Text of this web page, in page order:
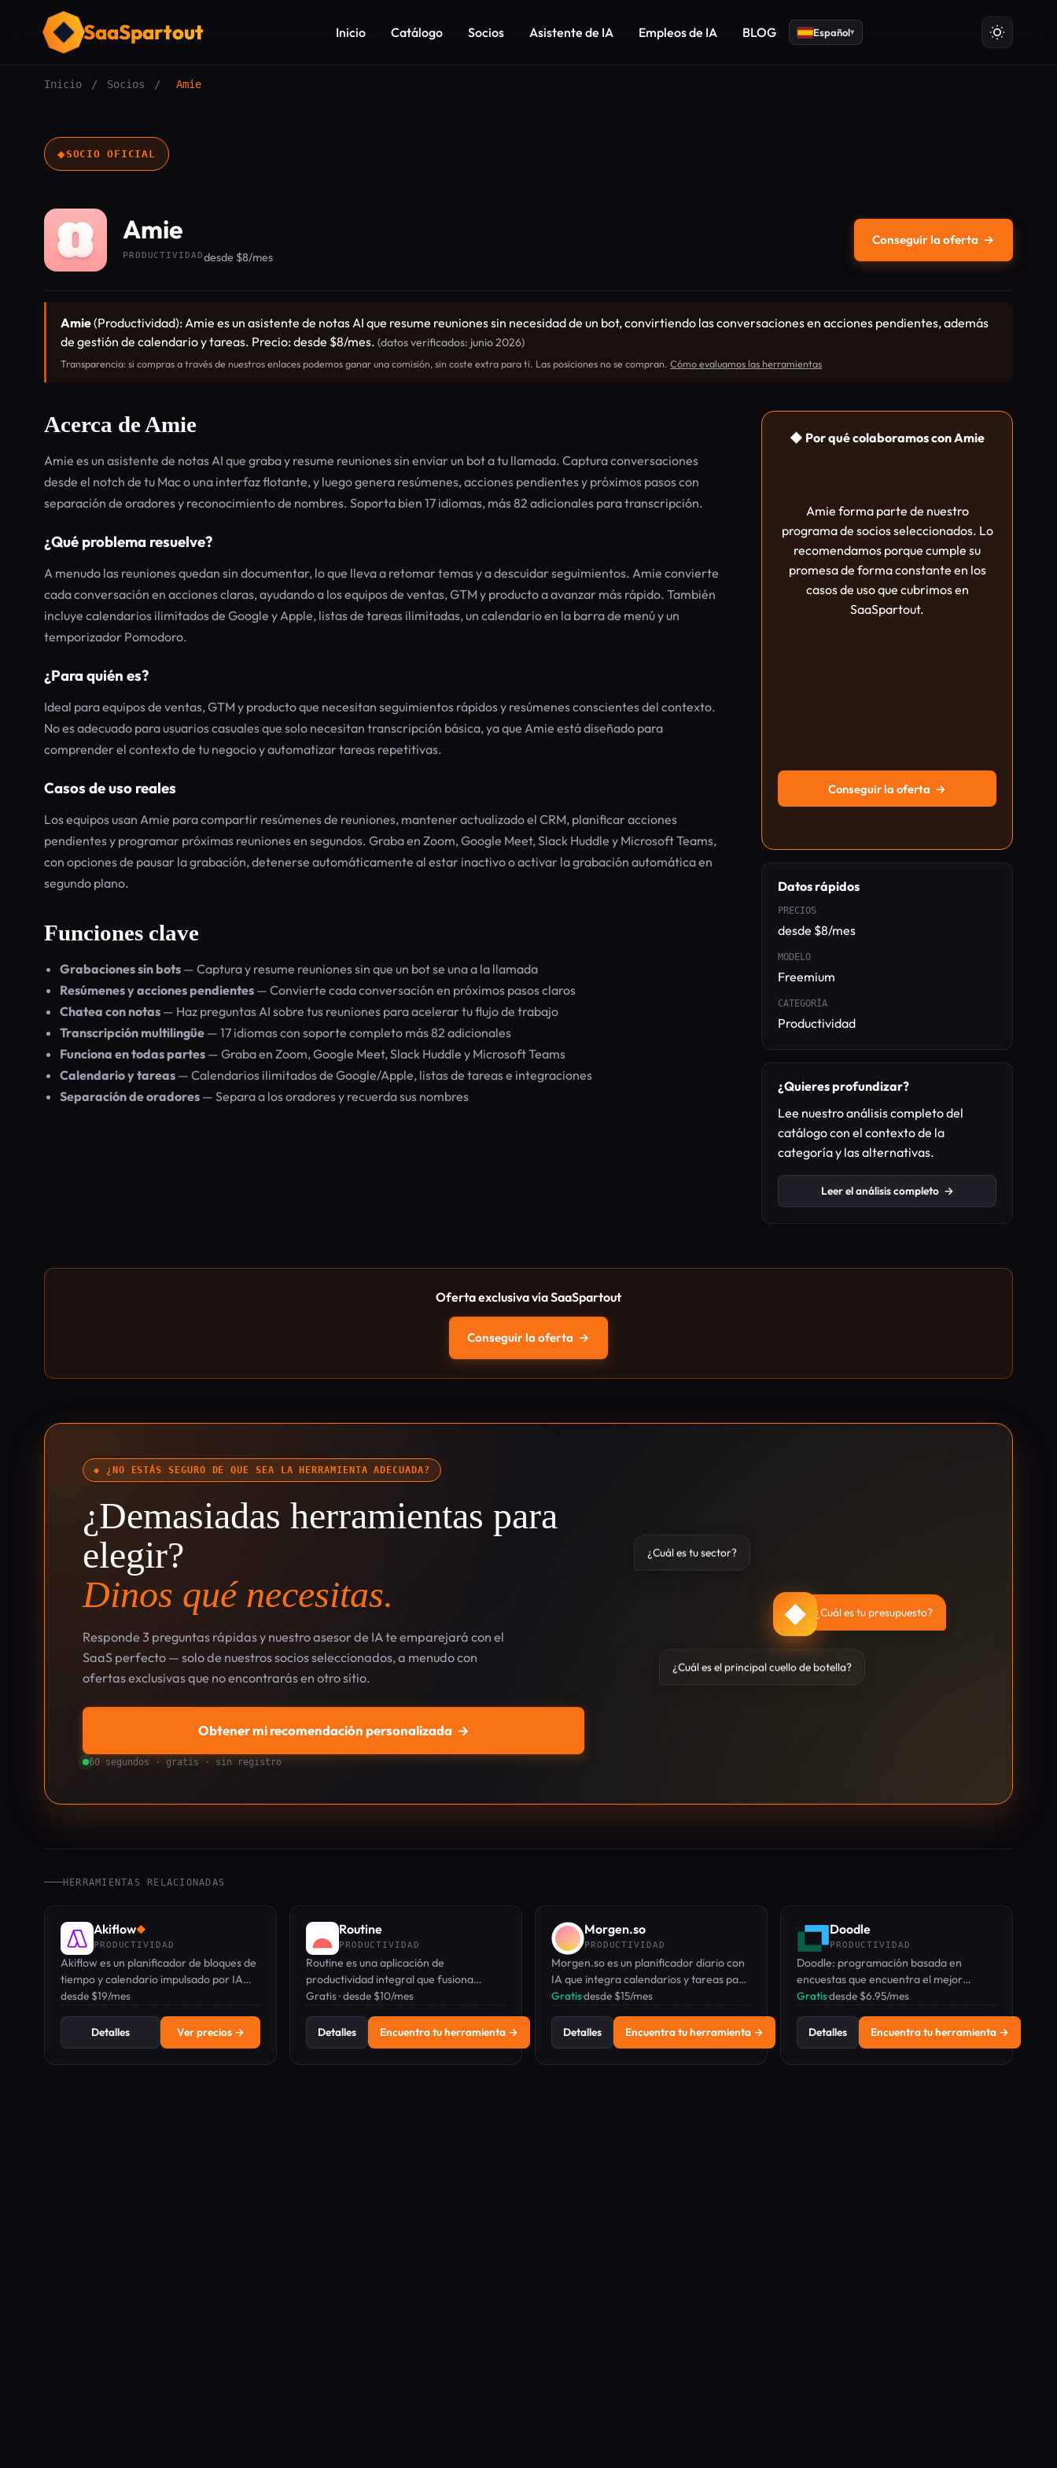
SaaSpartout Inicio Catálogo Socios Asistente de IA Empleos de IA BLOG Español▾
Inicio / Socios / Amie
◆SOCIO OFICIAL
Amie
PRODUCTIVIDADdesde $8/mes
Conseguir la oferta →
Amie(Productividad): Amie es un asistente de notas AI que resume reuniones sin necesidad de un bot, convirtiendo las conversaciones en acciones pendientes, además
de gestión de calendario y tareas. Precio: desde $8/mes. (datos verificados: junio 2026)
Transparencia: si compras a través de nuestros enlaces podemos ganar una comisión, sin coste extra para ti. Las posiciones no se compran. Cómo evaluamos las herramientas
Acerca de Amie
Amie es un asistente de notas AI que graba y resume reuniones sin enviar un bot a tu llamada. Captura conversaciones
desde el notch de tu Mac o una interfaz flotante, y luego genera resúmenes, acciones pendientes y próximos pasos con
separación de oradores y reconocimiento de nombres. Soporta bien 17 idiomas, más 82 adicionales para transcripción.
¿Qué problema resuelve?
A menudo las reuniones quedan sin documentar, lo que lleva a retomar temas y a descuidar seguimientos. Amie convierte
cada conversación en acciones claras, ayudando a los equipos de ventas, GTM y producto a avanzar más rápido. También
incluye calendarios ilimitados de Google y Apple, listas de tareas ilimitadas, un calendario en la barra de menú y un
temporizador Pomodoro.
¿Para quién es?
Ideal para equipos de ventas, GTM y producto que necesitan seguimientos rápidos y resúmenes conscientes del contexto.
No es adecuado para usuarios casuales que solo necesitan transcripción básica, ya que Amie está diseñado para
comprender el contexto de tu negocio y automatizar tareas repetitivas.
Casos de uso reales
Los equipos usan Amie para compartir resúmenes de reuniones, mantener actualizado el CRM, planificar acciones
pendientes y programar próximas reuniones en segundos. Graba en Zoom, Google Meet, Slack Huddle y Microsoft Teams,
con opciones de pausar la grabación, detenerse automáticamente al estar inactivo o activar la grabación automática en
segundo plano.
Funciones clave
Grabaciones sin bots — Captura y resume reuniones sin que un bot se una a la llamada
Resúmenes y acciones pendientes — Convierte cada conversación en próximos pasos claros
Chatea con notas — Haz preguntas AI sobre tus reuniones para acelerar tu flujo de trabajo
Transcripción multilingüe — 17 idiomas con soporte completo más 82 adicionales
Funciona en todas partes — Graba en Zoom, Google Meet, Slack Huddle y Microsoft Teams
Calendario y tareas — Calendarios ilimitados de Google/Apple, listas de tareas e integraciones
Separación de oradores — Separa a los oradores y recuerda sus nombres
◆ Por qué colaboramos con Amie
Amie forma parte de nuestro
programa de socios seleccionados. Lo
recomendamos porque cumple su
promesa de forma constante en los
casos de uso que cubrimos en
SaaSpartout.
Conseguir la oferta →
Datos rápidos
PRECIOS
desde $8/mes
MODELO
Freemium
CATEGORÍA
Productividad
¿Quieres profundizar?
Lee nuestro análisis completo del
catálogo con el contexto de la
categoría y las alternativas.
Leer el análisis completo →
Oferta exclusiva vía SaaSpartout
Conseguir la oferta →
◆ ¿NO ESTÁS SEGURO DE QUE SEA LA HERRAMIENTA ADECUADA?
¿Demasiadas herramientas para
elegir?
Dinos qué necesitas.
Responde 3 preguntas rápidas y nuestro asesor de IA te emparejará con el
SaaS perfecto — solo de nuestros socios seleccionados, a menudo con
ofertas exclusivas que no encontrarás en otro sitio.
Obtener mi recomendación personalizada →
60 segundos · gratis · sin registro
¿Cuál es tu sector?
¿Cuál es tu presupuesto?
¿Cuál es el principal cuello de botella?
◆
HERRAMIENTAS RELACIONADAS
Akiflow◆
PRODUCTIVIDAD
Akiflow es un planificador de bloques de
tiempo y calendario impulsado por IA
que unifica tareas, calendario y bandeja
optimizada para teclado.
desde $19/mes
Detalles Ver precios →
Routine
PRODUCTIVIDAD
Routine es una aplicación de
productividad integral que fusiona
tareas, calendario, notas y gestión de
por IA.
Gratis · desde $10/mes
Detalles Encuentra tu herramienta →
Morgen.so
PRODUCTIVIDAD
Morgen.so es un planificador diario con
IA que integra calendarios y tareas para
bloquear tiempo y programar
Gratis·desde $15/mes
Detalles Encuentra tu herramienta →
Doodle
PRODUCTIVIDAD
Doodle: programación basada en
encuestas que encuentra el mejor
horario de reunión para todos, con
y sincronización de calendario.
Gratis·desde $6.95/mes
Detalles Encuentra tu herramienta →